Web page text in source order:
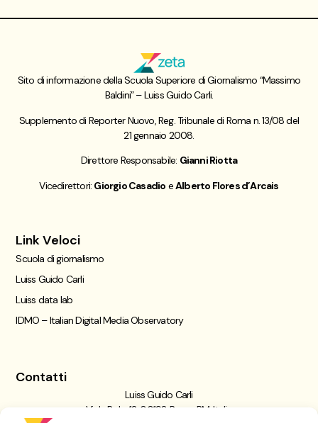
Sito di informazione della Scuola Superiore di Giornalismo “Massimo
Baldini” – Luiss Guido Carli.
Supplemento di Reporter Nuovo, Reg. Tribunale di Roma n. 13/08 del
21 gennaio 2008.
Direttore Responsabile: Gianni Riotta
Vicedirettori: Giorgio Casadio eAlberto Flores d’Arcais
Link Veloci
Scuola di giornalismo
Luiss Guido Carli
Luiss data lab
IDMO – Italian Digital Media Observatory
Contatti
Luiss Guido Carli
Viale Pola, 12, 00198 Roma RM, Italia